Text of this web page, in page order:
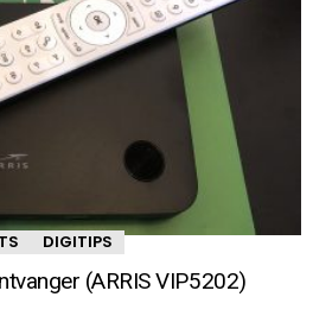
DIGITIPS
(ARRIS VIP5202)